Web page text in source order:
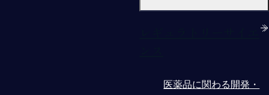
医薬品に関わる開発・